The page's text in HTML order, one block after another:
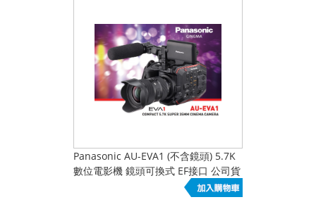
Panasonic AU-EVA1 (不含鏡頭) 5.7K
數位電影機 鏡頭可換式 EF接口 公司貨